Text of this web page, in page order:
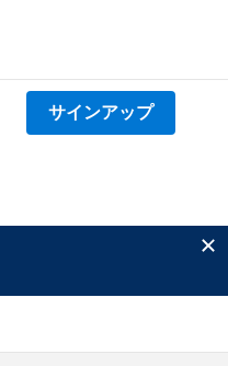
サインアップ